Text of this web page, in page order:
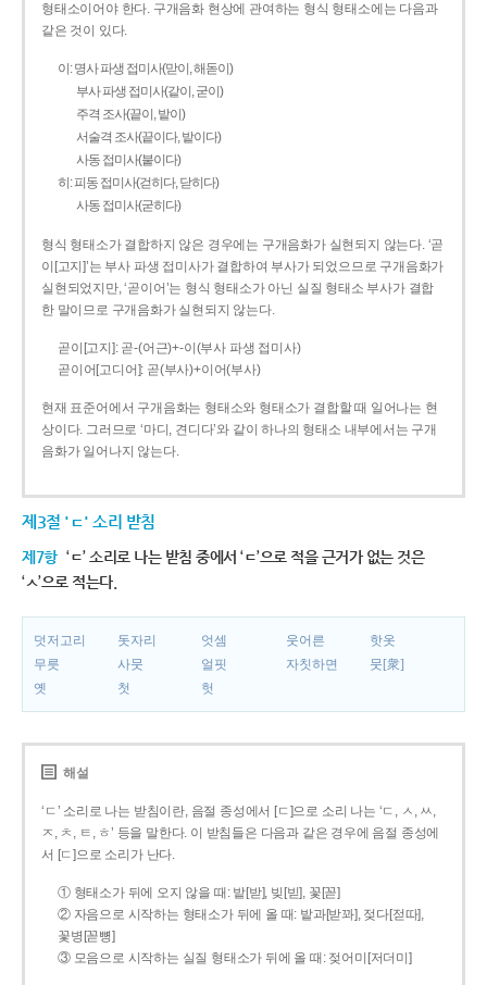
형태소이어야 한다. 구개음화 현상에 관여하는 형식 형태소에는 다음과
같은 것이 있다.
이: 명사 파생 접미사(맏이, 해돋이)
부사 파생 접미사(같이, 굳이)
주격 조사(끝이, 밭이)
서술격 조사(끝이다, 밭이다)
사동 접미사(붙이다)
히: 피동 접미사(걷히다, 닫히다)
사동 접미사(굳히다)
형식 형태소가 결합하지 않은 경우에는 구개음화가 실현되지 않는다. ‘곧
이[고지]’는 부사 파생 접미사가 결합하여 부사가 되었으므로 구개음화가
실현되었지만, ‘곧이어’는 형식 형태소가 아닌 실질 형태소 부사가 결합
한 말이므로 구개음화가 실현되지 않는다.
곧이[고지]: 곧-­(어근)+­-이(부사 파생 접미사)
곧이어[고디어]: 곧(부사)+이어(부사)
현재 표준어에서 구개음화는 형태소와 형태소가 결합할 때 일어나는 현
상이다. 그러므로 ‘마디, 견디다’와 같이 하나의 형태소 내부에서는 구개
음화가 일어나지 않는다.
제3절 'ㄷ' 소리 받침
제7항 ‘ㄷ’ 소리로 나는 받침 중에서 ‘ㄷ’으로 적을 근거가 없는 것은
‘ㅅ’으로 적는다.
덧저고리 돗자리 엇셈 웃어른
핫옷
무릇
사뭇 얼핏 자칫하면
뭇[衆]
옛
첫 헛
해설
‘ㄷ’ 소리로 나는 받침이란, 음절 종성에서 [ㄷ]으로 소리 나는 ‘ㄷ, ㅅ, ㅆ,
ㅈ, ㅊ, ㅌ, ㅎ’ 등을 말한다. 이 받침들은 다음과 같은 경우에 음절 종성에
서 [ㄷ]으로 소리가 난다.
① 형태소가 뒤에 오지 않을 때: 밭[받], 빚[빋], 꽃[꼳]
② 자음으로 시작하는 형태소가 뒤에 올 때: 밭과[받꽈], 젖다[젇따],
꽃병[꼳뼝]
③ 모음으로 시작하는 실질 형태소가 뒤에 올 때: 젖어미[저더미]